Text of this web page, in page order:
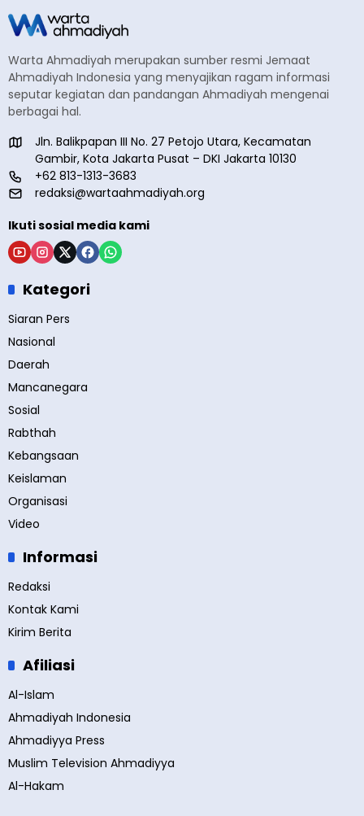
Warta Ahmadiyah merupakan sumber resmi Jemaat
Ahmadiyah Indonesia yang menyajikan ragam informasi
seputar kegiatan dan pandangan Ahmadiyah mengenai
berbagai hal.
Jln. Balikpapan III No. 27 Petojo Utara, Kecamatan
Gambir, Kota Jakarta Pusat – DKI Jakarta 10130
+62 813-1313-3683
redaksi@wartaahmadiyah.org
Ikuti sosial media kami
Kategori
Siaran Pers
Nasional
Daerah
Mancanegara
Sosial
Rabthah
Kebangsaan
Keislaman
Organisasi
Video
Informasi
Redaksi
Kontak Kami
Kirim Berita
Afiliasi
Al-Islam
Ahmadiyah Indonesia
Ahmadiyya Press
Muslim Television Ahmadiyya
Al-Hakam